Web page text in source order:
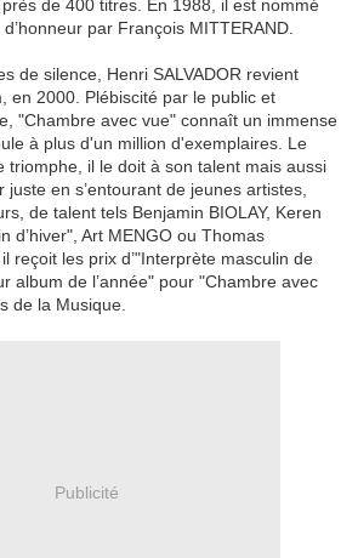
de 400 titres. En 1988, il est nommé
par François MITTERAND.
de silence, Henri SALVADOR revient
en 2000. Plébiscité par le public et
"Chambre avec vue" connaît un immense
à plus d'un million d'exemplaires. Le
triomphe, il le doit à son talent mais aussi
en s’entourant de jeunes artistes,
de talent tels Benjamin BIOLAY, Keren
d’hiver", Art MENGO ou Thomas
reçoit les prix d’"Interprète masculin de
album de l’année" pour "Chambre avec
de la Musique.
Publicité